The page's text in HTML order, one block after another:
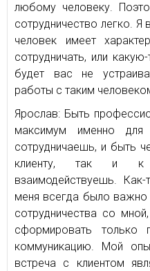
любому человеку.
сотрудничество легко.
человек имеет
сотрудничать, или
будет вас не
работы с таким
Ярослав: Быть
максимум именно
сотрудничаешь, и быть
клиенту, так и
взаимодействуешь.
меня всегда было важно
сотрудничества со
сформировать только
коммуникацию. Мой
встреча с клиентом